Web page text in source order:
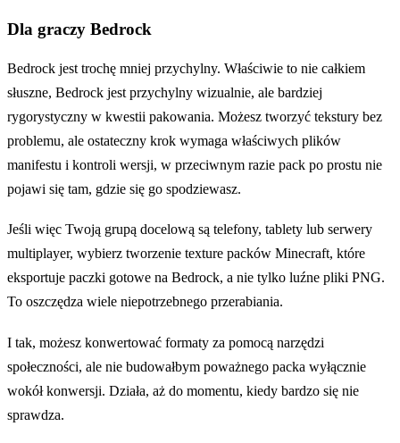
Dla graczy Bedrock
Bedrock jest trochę mniej przychylny. Właściwie to nie całkiem
słuszne, Bedrock jest przychylny wizualnie, ale bardziej
rygorystyczny w kwestii pakowania. Możesz tworzyć tekstury bez
problemu, ale ostateczny krok wymaga właściwych plików
manifestu i kontroli wersji, w przeciwnym razie pack po prostu nie
pojawi się tam, gdzie się go spodziewasz.
Jeśli więc Twoją grupą docelową są telefony, tablety lub serwery
multiplayer, wybierz tworzenie texture packów Minecraft, które
eksportuje paczki gotowe na Bedrock, a nie tylko luźne pliki PNG.
To oszczędza wiele niepotrzebnego przerabiania.
I tak, możesz konwertować formaty za pomocą narzędzi
społeczności, ale nie budowałbym poważnego packa wyłącznie
wokół konwersji. Działa, aż do momentu, kiedy bardzo się nie
sprawdza.